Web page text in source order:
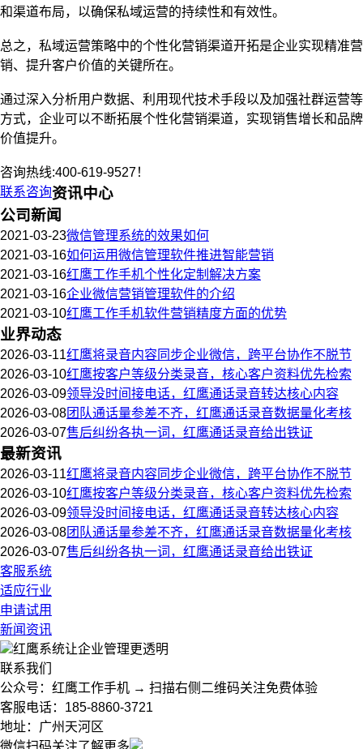
和渠道布局，以确保私域运营的持续性和有效性。
总之，私域运营策略中的个性化营销渠道开拓是企业实现精准营
销、提升客户价值的关键所在。
通过深入分析用户数据、利用现代技术手段以及加强社群运营等
方式，企业可以不断拓展个性化营销渠道，实现销售增长和品牌
价值提升。
咨询热线:400-619-9527！
联系咨询资讯中心
公司新闻
2021-03-23微信管理系统的效果如何
2021-03-16如何运用微信管理软件推进智能营销
2021-03-16红鹰工作手机个性化定制解决方案
2021-03-16企业微信营销管理软件的介绍
2021-03-10红鹰工作手机软件营销精度方面的优势
业界动态
2026-03-11红鹰将录音内容同步企业微信，跨平台协作不脱节
2026-03-10红鹰按客户等级分类录音，核心客户资料优先检索
2026-03-09领导没时间接电话，红鹰通话录音转达核心内容
2026-03-08团队通话量参差不齐，红鹰通话录音数据量化考核
2026-03-07售后纠纷各执一词，红鹰通话录音给出铁证
最新资讯
2026-03-11红鹰将录音内容同步企业微信，跨平台协作不脱节
2026-03-10红鹰按客户等级分类录音，核心客户资料优先检索
2026-03-09领导没时间接电话，红鹰通话录音转达核心内容
2026-03-08团队通话量参差不齐，红鹰通话录音数据量化考核
2026-03-07售后纠纷各执一词，红鹰通话录音给出铁证
客服系统
适应行业
申请试用
新闻资讯
红鹰系统让企业管理更透明
联系我们
公众号：红鹰工作手机 → 扫描右侧二维码关注免费体验
客服电话：185-8860-3721
地址：广州天河区
微信扫码关注了解更多